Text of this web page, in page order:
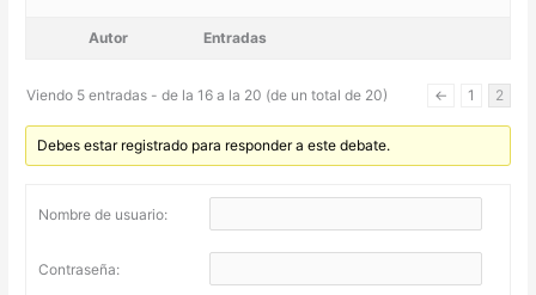
Autor Entradas
Viendo 5 entradas - de la 16 a la 20 (de un total de 20) ← 1 2
Debes estar registrado para responder a este debate.
Nombre de usuario:
Contraseña: